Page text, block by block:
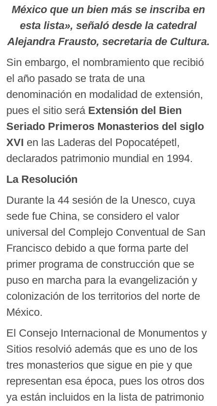
México que un bien más se inscriba en
esta lista», señaló desde la catedral
Alejandra Frausto, secretaria de Cultura.
Sin embargo, el nombramiento que recibió
el año pasado se trata de una
denominación en modalidad de extensión,
pues el sitio será Extensión del Bien
Seriado Primeros Monasterios del siglo
XVI en las Laderas del Popocatépetl,
declarados patrimonio mundial en 1994.
La Resolución
Durante la 44 sesión de la Unesco, cuya
sede fue China, se considero el valor
universal del Complejo Conventual de San
Francisco debido a que forma parte del
primer programa de construcción que se
puso en marcha para la evangelización y
colonización de los territorios del norte de
México.
El Consejo Internacional de Monumentos y
Sitios resolvió además que es uno de los
tres monasterios que sigue en pie y que
representan esa época, pues los otros dos
ya están incluidos en la lista de patrimonio